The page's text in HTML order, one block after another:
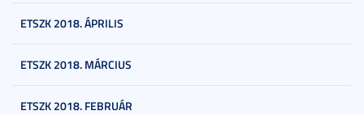
ETSZK 2018. ÁPRILIS
ETSZK 2018. MÁRCIUS
ETSZK 2018. FEBRUÁR